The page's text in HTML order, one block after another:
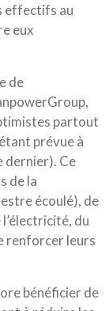
effectifs au
eux
de
partout
prévue à
dernier). Ce
de la
écoulé), de
du
renforcer leurs
bénéficier de